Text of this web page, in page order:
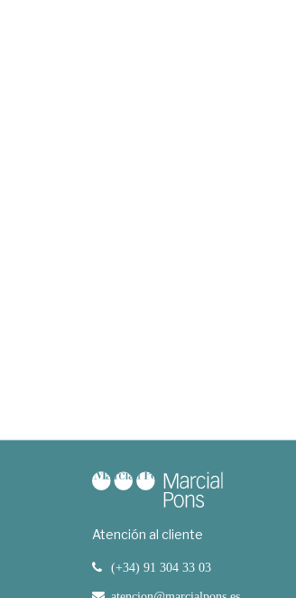
Atención al cliente
(+34) 91 304 33 03